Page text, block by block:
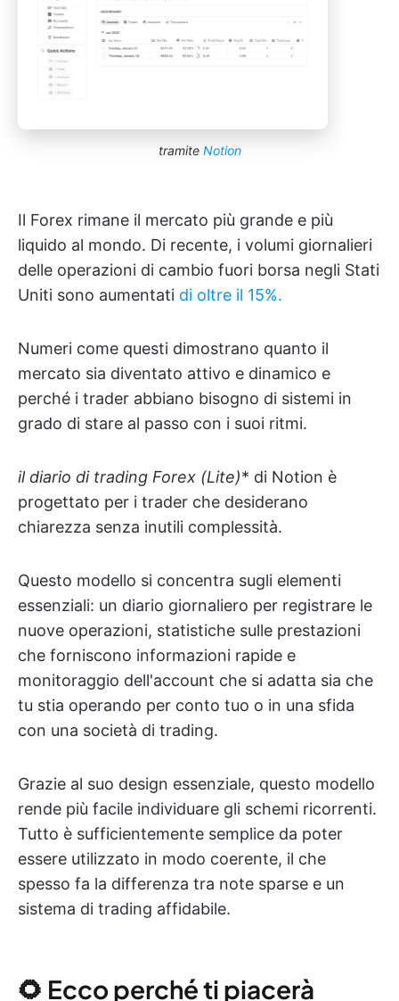
tramite Notion
Il Forex rimane il mercato più grande e più
liquido al mondo. Di recente, i volumi giornalieri
delle operazioni di cambio fuori borsa negli Stati
Uniti sono aumentati di oltre il 15%.
Numeri come questi dimostrano quanto il
mercato sia diventato attivo e dinamico e
perché i trader abbiano bisogno di sistemi in
grado di stare al passo con i suoi ritmi.
il diario di trading Forex (Lite)* di Notion è
progettato per i trader che desiderano
chiarezza senza inutili complessità.
Questo modello si concentra sugli elementi
essenziali: un diario giornaliero per registrare le
nuove operazioni, statistiche sulle prestazioni
che forniscono informazioni rapide e
monitoraggio dell'account che si adatta sia che
tu stia operando per conto tuo o in una sfida
con una società di trading.
Grazie al suo design essenziale, questo modello
rende più facile individuare gli schemi ricorrenti.
Tutto è sufficientemente semplice da poter
essere utilizzato in modo coerente, il che
spesso fa la differenza tra note sparse e un
sistema di trading affidabile.
🌻 Ecco perché ti piacerà